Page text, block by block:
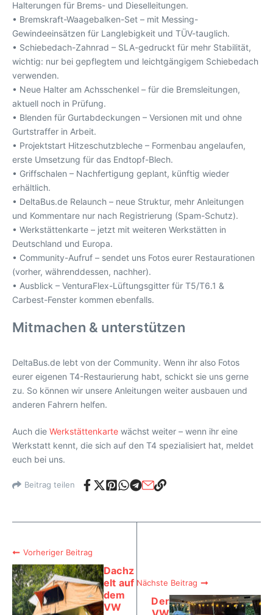
Halterungen für Brems- und Dieselleitungen.
• Bremskraft-Waagebalken-Set – mit Messing-
Gewindeeinsätzen für Langlebigkeit und TÜV-tauglich.
• Schiebedach-Zahnrad – SLA-gedruckt für mehr Stabilität,
wichtig: nur bei gepflegtem und leichtgängigem Schiebedach
verwenden.
• Neue Halter am Achsschenkel – für die Bremsleitungen,
aktuell noch in Prüfung.
• Blenden für Gurtabdeckungen – Versionen mit und ohne
Gurtstraffer in Arbeit.
• Projektstart Hitzeschutzbleche – Formenbau angelaufen,
erste Umsetzung für das Endtopf-Blech.
• Griffschalen – Nachfertigung geplant, künftig wieder
erhältlich.
• DeltaBus.de Relaunch – neue Struktur, mehr Anleitungen
und Kommentare nur nach Registrierung (Spam-Schutz).
• Werkstättenkarte – jetzt mit weiteren Werkstätten in
Deutschland und Europa.
• Community-Aufruf – sendet uns Fotos eurer Restaurationen
(vorher, währenddessen, nachher).
• Ausblick – VenturaFlex-Lüftungsgitter für T5/T6.1 &
Carbest-Fenster kommen ebenfalls.
Mitmachen & unterstützen
DeltaBus.de lebt von der Community. Wenn ihr also Fotos
eurer eigenen T4-Restaurierung habt, schickt sie uns gerne
zu. So können wir unsere Anleitungen weiter ausbauen und
anderen Fahrern helfen.
Auch die Werkstättenkarte wächst weiter – wenn ihr eine
Werkstatt kennt, die sich auf den T4 spezialisiert hat, meldet
euch bei uns.
Beitrag teilen
Vorheriger Beitrag
Dachz
elt auf
dem
VW
Nächste Beitrag
Der